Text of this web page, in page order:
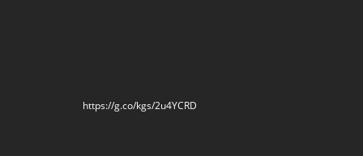
https://g.co/kgs/2u4YCRD